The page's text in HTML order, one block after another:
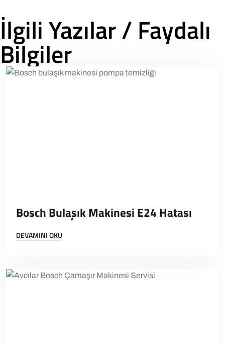
İlgili Yazılar / Faydalı
Bilgiler
Bosch Bulaşık Makinesi E24 Hatası
DEVAMINI OKU